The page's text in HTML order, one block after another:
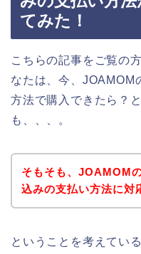
てみた！
こちらの記事をご覧の
なたは、今、JOAMOM
方法で購入できたら？
も、、、。
そもそも、JOAMOM
込みの支払い方法に対
ということを考えてい